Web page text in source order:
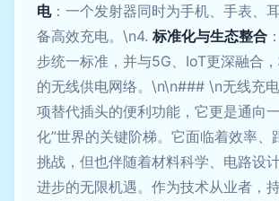
电：一个发射器同时为手机、手表、
备高效充电。\n4. 标准化与生态整合
步统一标准，并与5G、IoT更深融合
的无线供电网络。\n\n### \n无线充
项替代插头的便利功能，它更是通向
化”世界的关键阶梯。它面临着效率、
挑战，但也伴随着材料科学、电路设
进步的无限机遇。作为技术从业者，